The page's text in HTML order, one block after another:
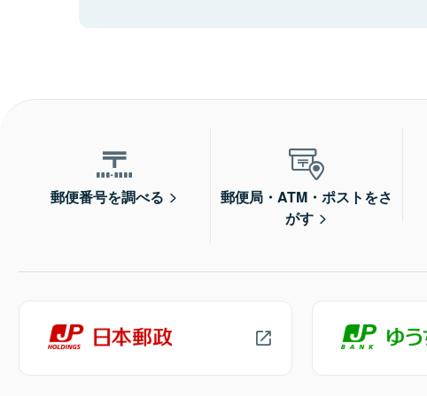
郵便番号を調べる
郵便局・ATM・ポストをさ
がす